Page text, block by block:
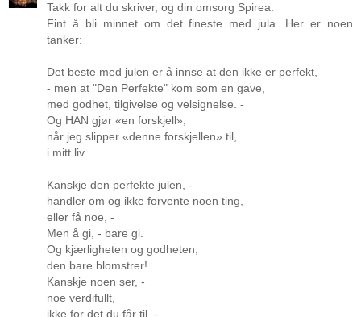
Takk for alt du skriver, og din omsorg Spirea.
Fint å bli minnet om det fineste med jula. Her er noen
tanker:
Det beste med julen er å innse at den ikke er perfekt,
- men at "Den Perfekte" kom som en gave,
med godhet, tilgivelse og velsignelse. -
Og HAN gjør «en forskjell»,
når jeg slipper «denne forskjellen» til,
i mitt liv.
Kanskje den perfekte julen, -
handler om og ikke forvente noen ting,
eller få noe, -
Men å gi, - bare gi.
Og kjærligheten og godheten,
den bare blomstrer!
Kanskje noen ser, -
noe verdifullt,
ikke for det du får til, -